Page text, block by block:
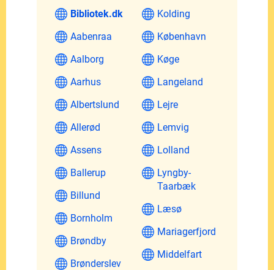
Bibliotek.dk
Aabenraa
Aalborg
Aarhus
Albertslund
Allerød
Assens
Ballerup
Billund
Bornholm
Brøndby
Brønderslev
Kolding
København
Køge
Langeland
Lejre
Lemvig
Lolland
Lyngby-
Taarbæk
Læsø
Mariagerfjord
Middelfart